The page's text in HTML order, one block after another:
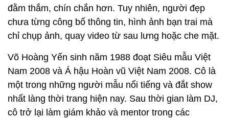
đằm thắm, chín chắn hơn. Tuy nhiên, người đẹp
chưa từng công bố thông tin, hình ảnh bạn trai mà
chỉ chụp ảnh, quay video từ sau lưng hoặc che mặt.
Võ Hoàng Yến sinh năm 1988 đoạt Siêu mẫu Việt
Nam 2008 và Á hậu Hoàn vũ Việt Nam 2008. Cô là
một trong những người mẫu nổi tiếng và đắt show
nhất làng thời trang hiện nay. Sau thời gian làm DJ,
cô trở lại làm giám khảo và mentor trong các